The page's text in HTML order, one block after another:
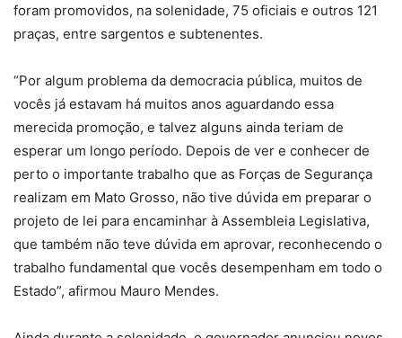
foram promovidos, na solenidade, 75 oficiais e outros 121
praças, entre sargentos e subtenentes.
“Por algum problema da democracia pública, muitos de
vocês já estavam há muitos anos aguardando essa
merecida promoção, e talvez alguns ainda teriam de
esperar um longo período. Depois de ver e conhecer de
perto o importante trabalho que as Forças de Segurança
realizam em Mato Grosso, não tive dúvida em preparar o
projeto de lei para encaminhar à Assembleia Legislativa,
que também não teve dúvida em aprovar, reconhecendo o
trabalho fundamental que vocês desempenham em todo o
Estado”, afirmou Mauro Mendes.